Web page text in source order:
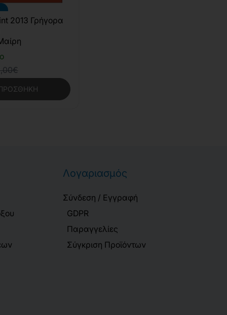
2013 Γρήγορα
Λογαριασμός
Σύνδεση / Εγγραφή
GDPR
Παραγγελίες
Σύγκριση Προϊόντων